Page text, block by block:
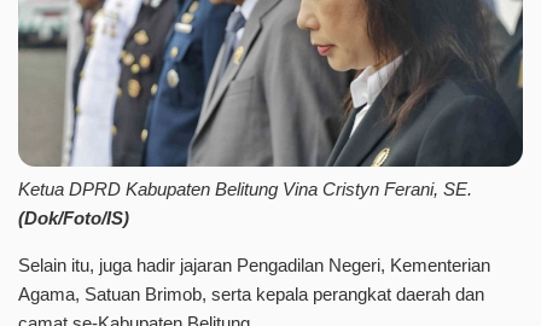
Ketua DPRD Kabupaten Belitung Vina Cristyn Ferani, SE.
(Dok/Foto/IS)
Selain itu, juga hadir jajaran Pengadilan Negeri, Kementerian
Agama, Satuan Brimob, serta kepala perangkat daerah dan